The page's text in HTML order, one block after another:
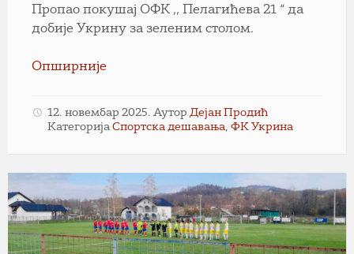
Пропао покушај ОФК ,, Пелагићева 21 “ да
добије Укрину за зеленим столом.
Опширније
12. новембар 2025. Аутор Дејан Продић
Категорија Спортска дешавања, ФК Укрина